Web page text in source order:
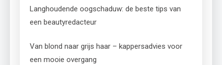
Langhoudende oogschaduw: de beste tips van
een beautyredacteur
Van blond naar grijs haar – kappersadvies voor
een mooie overgang